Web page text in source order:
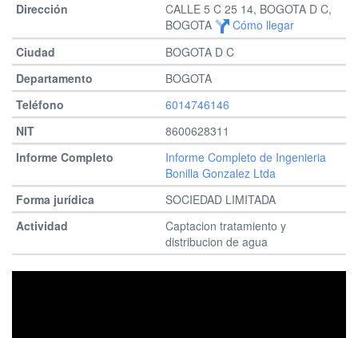
CALLE 5 C 25 14, BOGOTA D C,
BOGOTA
Cómo llegar
BOGOTA D C
BOGOTA
6014746146
8600628311
Informe Completo de Ingenieria
Bonilla Gonzalez Ltda
SOCIEDAD LIMITADA
Captacion tratamiento y
distribucion de agua